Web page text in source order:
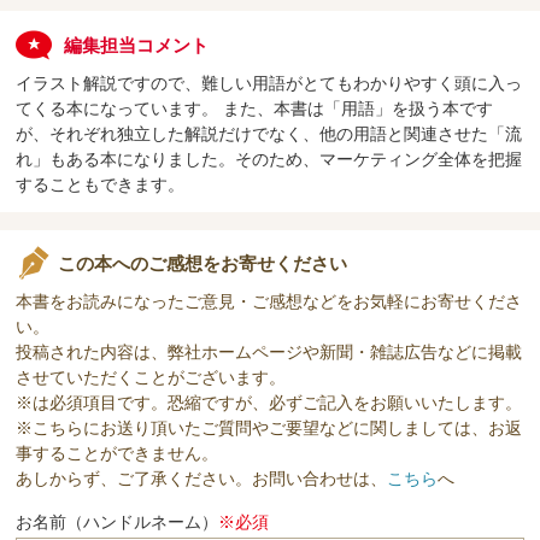
編集担当コメント
イラスト解説ですので、難しい用語がとてもわかりやすく頭に入っ
てくる本になっています。 また、本書は「用語」を扱う本です
が、それぞれ独立した解説だけでなく、他の用語と関連させた「流
れ」もある本になりました。そのため、マーケティング全体を把握
することもできます。
この本へのご感想をお寄せください
本書をお読みになったご意見・ご感想などをお気軽にお寄せくださ
い。
投稿された内容は、弊社ホームページや新聞・雑誌広告などに掲載
させていただくことがございます。
※は必須項目です。恐縮ですが、必ずご記入をお願いいたします。
※こちらにお送り頂いたご質問やご要望などに関しましては、お返
事することができません。
あしからず、ご了承ください。お問い合わせは、 こちらへ
お名前（ハンドルネーム） ※必須